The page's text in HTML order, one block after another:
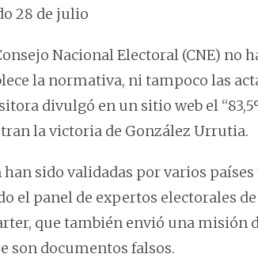
28 de julio
Nacional Electoral (CNE) no
la normativa, ni tampoco las
divulgó en un sitio web el
la victoria de González Urrutia.
sido validadas por varios
el panel de expertos electorales de
que también envió una misión
son documentos falsos.